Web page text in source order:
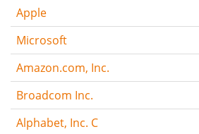
Apple
Microsoft
Amazon.com, Inc.
Broadcom Inc.
Alphabet, Inc. C